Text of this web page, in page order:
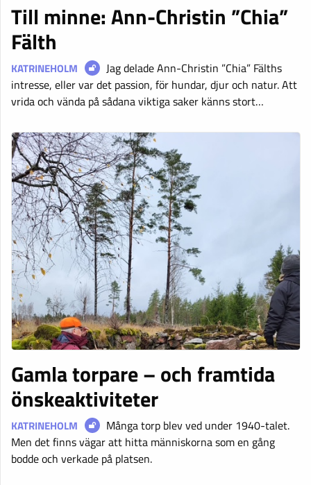
Till minne: Ann-Christin ”Chia”
Fälth
KATRINEHOLM
Jag delade Ann-Christin ”Chia” Fälths
intresse, eller var det passion, för hundar, djur och natur. Att
vrida och vända på sådana viktiga saker känns stort…
Gamla torpare – och framtida
önskeaktiviteter
KATRINEHOLM
Många torp blev ved under 1940-talet.
Men det finns vägar att hitta människorna som en gång
bodde och verkade på platsen.